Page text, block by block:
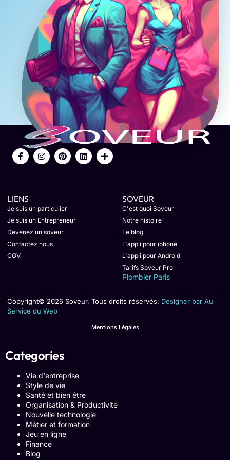
LIENS
Je suis un particulier
Je suis un Entrepreneur
Devenez un soveur
Contactez nous
CGV
SOVEUR
C'est quoi Soveur
Notre histoire
Le blog
L'appli pour iphone
L'appli pour Android
Tarifs Soveur Pro
Plombier Paris
Copyright© 2026 Soveur, Tous droits réservés. Designer par Au
Service du Web
Mentions Légales
Categories
Vie d'entreprise
Style de vie
Santé et bien être
Organisation & Productivité
Nouvelle technologie
Métier et formation
Jeu en ligne
Finance
Blog